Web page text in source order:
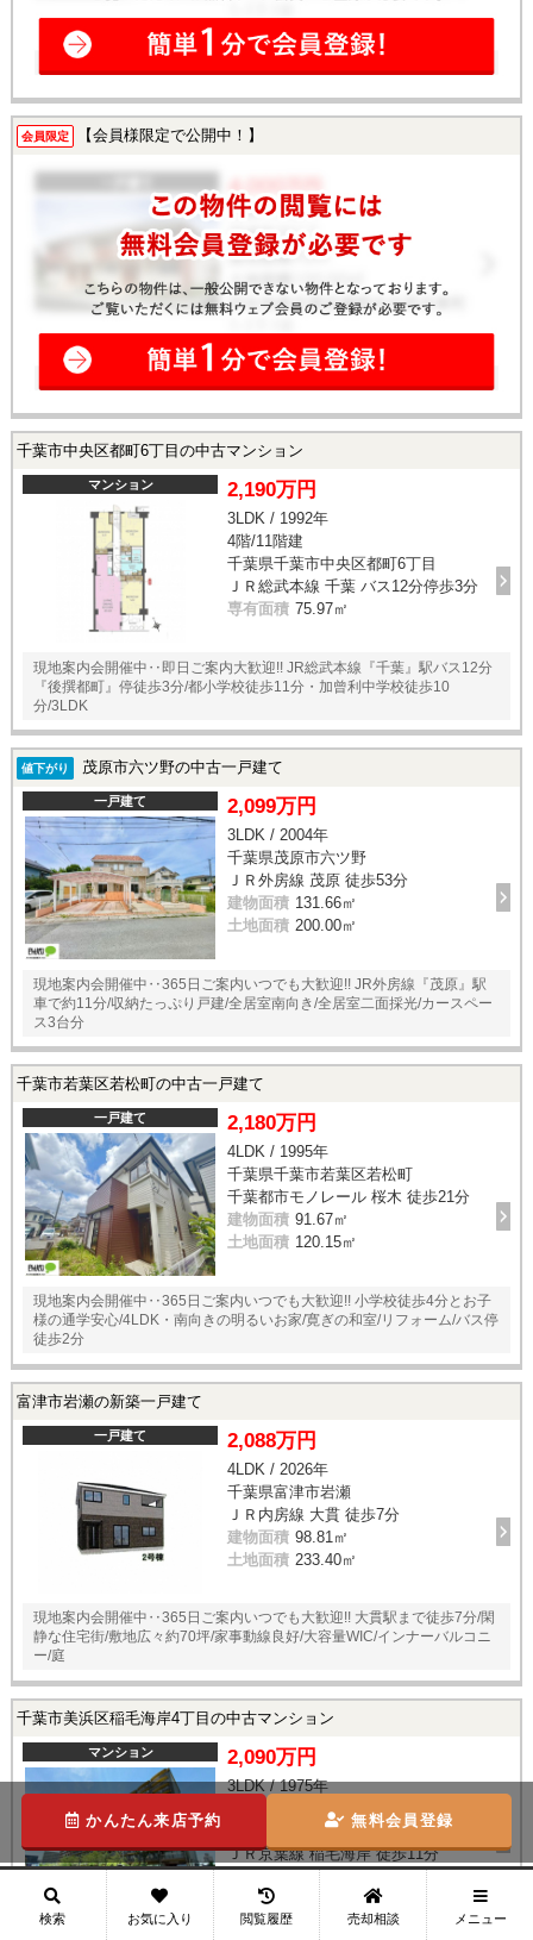
会員限定 【会員様限定で公開中！】
千葉市中央区都町6丁目の中古マンション
マンション 2,190万円
3LDK / 1992年
4階/11階建
千葉県千葉市中央区都町6丁目
ＪＲ総武本線 千葉 バス12分停歩3分
専有面積 75.97㎡
現地案内会開催中‥即日ご案内大歓迎!! JR総武本線『千葉』駅バス12分
『後撰都町』停徒歩3分/都小学校徒歩11分・加曾利中学校徒歩10
分/3LDK
値下がり 茂原市六ツ野の中古一戸建て
一戸建て 2,099万円
3LDK / 2004年
千葉県茂原市六ツ野
ＪＲ外房線 茂原 徒歩53分
建物面積 131.66㎡
土地面積 200.00㎡
現地案内会開催中‥365日ご案内いつでも大歓迎!! JR外房線『茂原』駅
車で約11分/収納たっぷり戸建/全居室南向き/全居室二面採光/カースペー
ス3台分
千葉市若葉区若松町の中古一戸建て
一戸建て 2,180万円
4LDK / 1995年
千葉県千葉市若葉区若松町
千葉都市モノレール 桜木 徒歩21分
建物面積 91.67㎡
土地面積 120.15㎡
現地案内会開催中‥365日ご案内いつでも大歓迎!! 小学校徒歩4分とお子
様の通学安心/4LDK・南向きの明るいお家/寛ぎの和室/リフォーム/バス停
徒歩2分
富津市岩瀬の新築一戸建て
一戸建て 2,088万円
4LDK / 2026年
千葉県富津市岩瀬
ＪＲ内房線 大貫 徒歩7分
建物面積 98.81㎡
土地面積 233.40㎡
現地案内会開催中‥365日ご案内いつでも大歓迎!! 大貫駅まで徒歩7分/閑
静な住宅街/敷地広々約70坪/家事動線良好/大容量WIC/インナーバルコニ
ー/庭
千葉市美浜区稲毛海岸4丁目の中古マンション
マンション 2,090万円
3LDK / 1975年
千葉県千葉市美浜区稲毛海岸4丁目
ＪＲ京葉線 稲毛海岸 徒歩11分
専有面積 59.04㎡
現地案内会開催中‥365日ご案内いつでも大歓迎!! 京葉線「稲毛海岸」駅
かんたん来店予約 無料会員登録
検索 お気に入り 閲覧履歴 売却相談 メニュー